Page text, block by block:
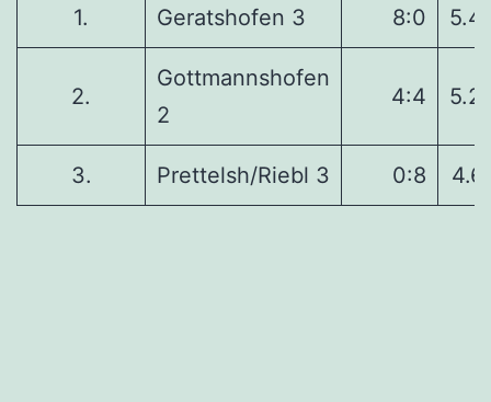
1. Geratshofen 3 8:0
2.
Gottmannshofen
2
4:4
3. Prettelsh/Riebl 3 0:8